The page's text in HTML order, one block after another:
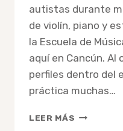
autistas durante
de violín, piano y
la Escuela de
aquí en Cancún.
perfiles dentro del
práctica muchas…
LEER MÁS CLASES